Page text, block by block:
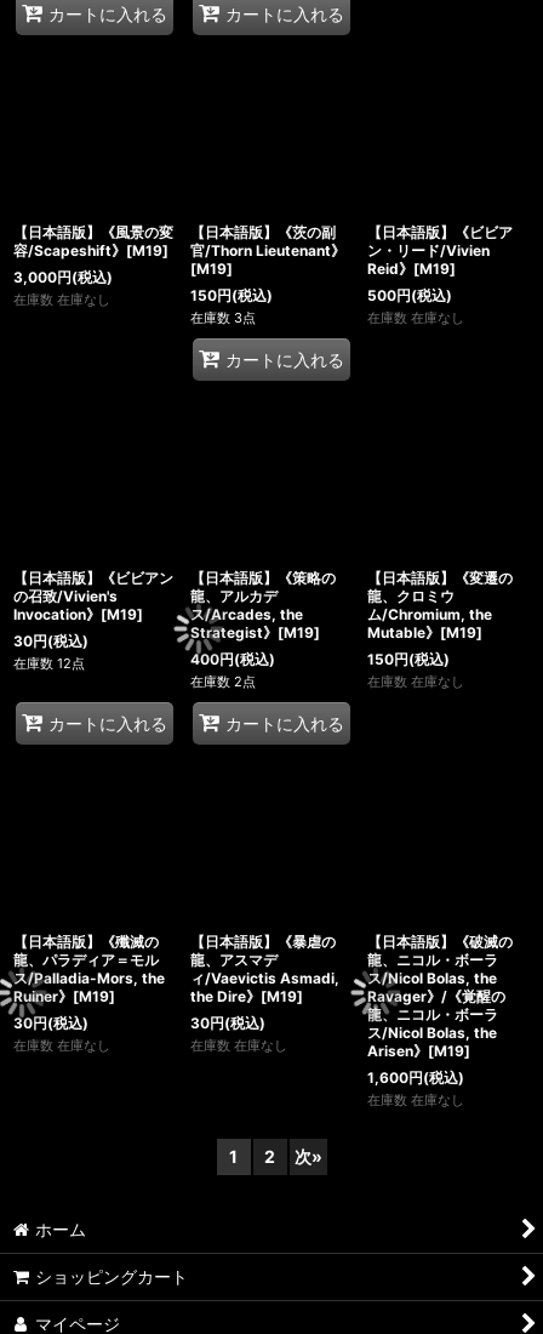
カートに入れる カートに入れる
【日本語版】《風景の変
容/Scapeshift》[M19]
3,000円(税込)
在庫数 在庫なし
【日本語版】《茨の副
官/Thorn Lieutenant》
[M19]
150円(税込)
在庫数 3点
カートに入れる
【日本語版】《ビビア
ン・リード/Vivien
Reid》[M19]
500円(税込)
在庫数 在庫なし
【日本語版】《ビビアン
の召致/Vivien's
Invocation》[M19]
30円(税込)
在庫数 12点
カートに入れる
【日本語版】《策略の
龍、アルカデ
ス/Arcades, the
Strategist》[M19]
400円(税込)
在庫数 2点
カートに入れる
【日本語版】《変遷の
龍、クロミウ
ム/Chromium, the
Mutable》[M19]
150円(税込)
在庫数 在庫なし
【日本語版】《殲滅の
龍、パラディア＝モル
ス/Palladia-Mors, the
Ruiner》[M19]
30円(税込)
在庫数 在庫なし
【日本語版】《暴虐の
龍、アスマデ
ィ/Vaevictis Asmadi,
the Dire》[M19]
30円(税込)
在庫数 在庫なし
【日本語版】《破滅の
龍、ニコル・ボーラ
ス/Nicol Bolas, the
Ravager》/《覚醒の
龍、ニコル・ボーラ
ス/Nicol Bolas, the
Arisen》[M19]
1,600円(税込)
在庫数 在庫なし
1 2 次»
ホーム
ショッピングカート
マイページ